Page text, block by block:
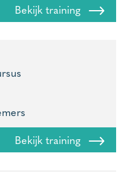
Bekijk training
Bekijk training